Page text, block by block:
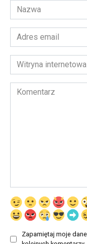
Nazwa
*
Adres
email
*Witryna
internetowa
Komentarz
Zapamiętaj moje